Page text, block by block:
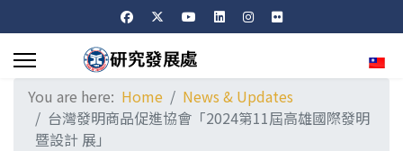
You are here: Home
News & Updates
台灣發明商品促進協會「2024第11屆高雄國際發明
暨設計 展」